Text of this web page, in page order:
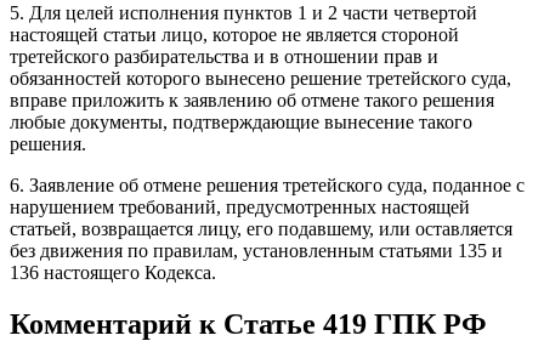
5. Для целей исполнения пунктов 1 и 2 части четвертой
настоящей статьи лицо, которое не является стороной
третейского разбирательства и в отношении прав и
обязанностей которого вынесено решение третейского суда,
вправе приложить к заявлению об отмене такого решения
любые документы, подтверждающие вынесение такого
решения.
6. Заявление об отмене решения третейского суда, поданное с
нарушением требований, предусмотренных настоящей
статьей, возвращается лицу, его подавшему, или оставляется
без движения по правилам, установленным статьями 135 и
136 настоящего Кодекса.
Комментарий к Статье 419 ГПК РФ